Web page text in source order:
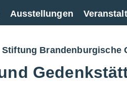
Ausstellungen
Stiftung Brandenburgische